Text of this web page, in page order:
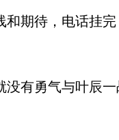
期待，电话挂完
有勇气与叶辰